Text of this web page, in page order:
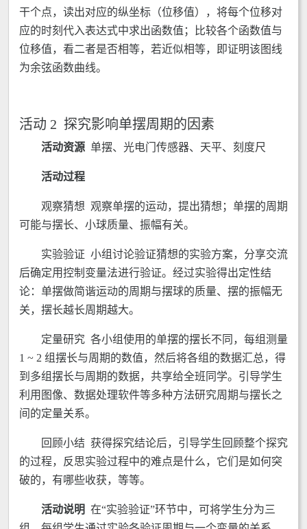
干个点，读出对应的纵坐标（位移值），将每个位移对
应的时刻代入表达式中求出函数值；比较各个函数值与
位移值，看二者是否相等，若近似相等，即证明该图线
为余弦函数曲线。
活动 2 探究影响单摆周期的因素
活动资源 单摆、光电门传感器、天平、刻度尺
活动过程
观察猜想 观察单摆的运动，提出猜想；单摆的周期
可能与摆长、小球质量、振幅有关。
实验验证 小组讨论验证猜想的实验方案，分享交流
后确定用控制变量法进行验证。经过实验得出定性结
论：单摆做简谐运动的周期与摆球的质量、摆的振幅无
关，摆长越长周期越大。
定量研究 各小组使用的单摆的摆长不同，每组测量
1 ~ 2 组摆长与周期的数值，然后将各组的数据汇总，得
到多组摆长与周期的数据，共享给全班同学。引导学生
利用图像、数据处理软件等多种方法研究周期与摆长之
间的定量关系。
回顾小结 获得探究结论后，引导学生回顾整个探究
的过程，反思实验过程中的难点是什么，它们是如何突
破的，有哪些收获，等等。
活动说明 在“实验验证”环节中，可将学生分为三